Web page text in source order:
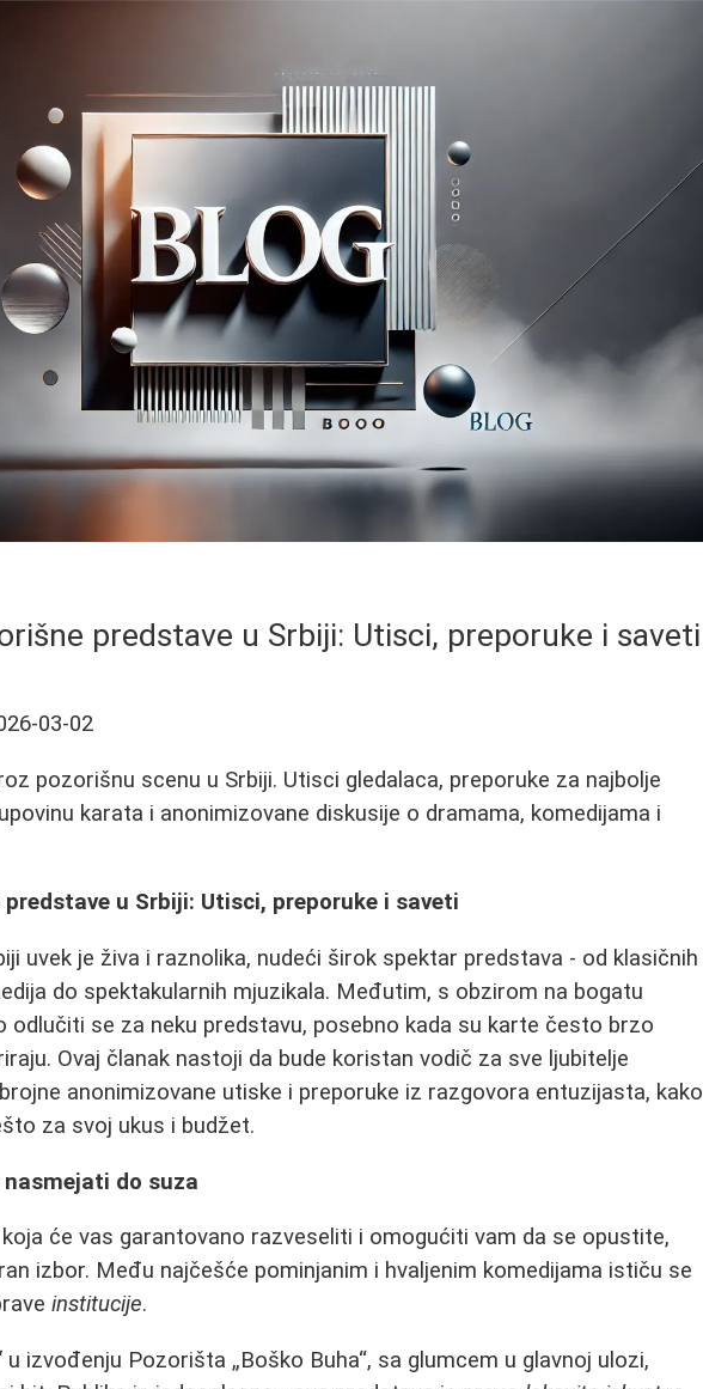
predstave u Srbiji: Utisci, preporuke i saveti
03-02
pozorišnu scenu u Srbiji. Utisci gledalaca, preporuke za najbolje
karata i anonimizovane diskusije o dramama, komedijama i
u Srbiji: Utisci, preporuke i saveti
uvek je živa i raznolika, nudeći širok spektar predstava - od klasičnih
do spektakularnih mjuzikala. Međutim, s obzirom na bogatu
odlučiti se za neku predstavu, posebno kada su karte često brzo
Ovaj članak nastoji da bude koristan vodič za sve ljubitelje
anonimizovane utiske i preporuke iz razgovora entuzijasta, kako
za svoj ukus i budžet.
nasmejati do suza
će vas garantovano razveseliti i omogućiti vam da se opustite,
izbor. Među najčešće pominjanim i hvaljenim komedijama ističu se
institucije.
u izvođenju Pozorišta „Boško Buha“, sa glumcem u glavnoj ulozi,